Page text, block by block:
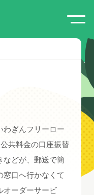
わぎんフリーロー
共料金の口座振替
などが、郵送で簡
窓口へ行かなくて
オーダーサービ